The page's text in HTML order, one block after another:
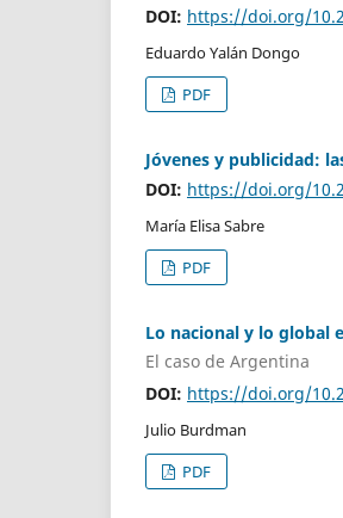
DOI: https://doi.org/
Eduardo Yalán Dongo
PDF
Jóvenes y publicidad:
DOI: https://doi.org/
María Elisa Sabre
PDF
Lo nacional y lo global
El caso de Argentina
DOI: https://doi.org/
Julio Burdman
PDF